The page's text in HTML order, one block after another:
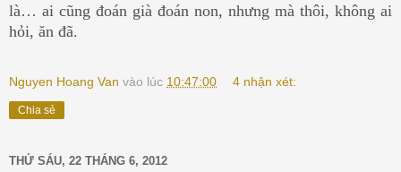
là… ai cũng đoán già đoán non, nhưng mà thôi, không ai
hỏi, ăn đã.
Nguyen Hoang Van vào lúc 10:47:00 4 nhận xét:
Chia sẻ
THỨ SÁU, 22 THÁNG 6, 2012